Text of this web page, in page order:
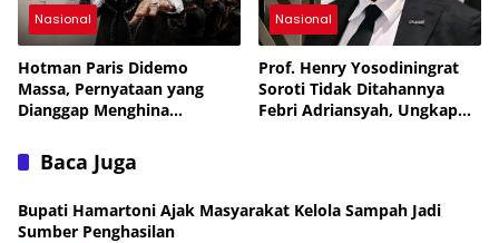
Nasional
Hotman Paris Didemo
Massa, Pernyataan yang
Dianggap Menghina
ke Polda Metro Jaya
Nasional
Prof. Henry Yosodiningrat
Soroti Tidak Ditahannya
Febri Adriansyah, Ungkap
Baca Juga
Bupati Hamartoni Ajak Masyarakat Kelola Sampah Jadi
Sumber Penghasilan